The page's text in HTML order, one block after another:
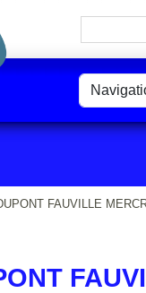
FAUVILLE
cookies